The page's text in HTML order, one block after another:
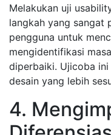
Melakukan uji
langkah yang sangat
pengguna untuk
mengidentifikasi
diperbaiki. Ujicoba
desain yang lebih
4.